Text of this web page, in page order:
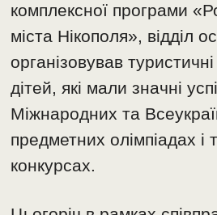
комплексної програми
міста Нікополя», відділ
організовував
дітей, які мали значні
Міжнародних та
предметних олімпіадах і
конкурсах.